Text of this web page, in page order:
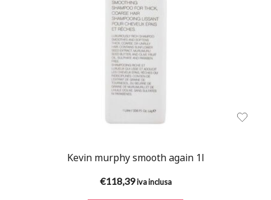
Kevin murphy smooth again 1l
€118,39 iva inclusa